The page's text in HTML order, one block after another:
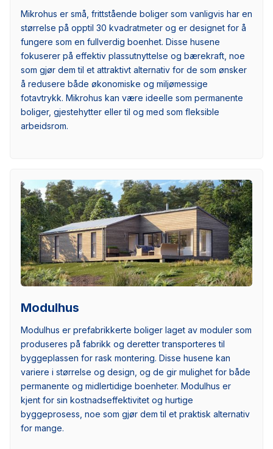
Mikrohus er små, frittstående boliger som vanligvis har en
størrelse på opptil 30 kvadratmeter og er designet for å
fungere som en fullverdig boenhet. Disse husene
fokuserer på effektiv plassutnyttelse og bærekraft, noe
som gjør dem til et attraktivt alternativ for de som ønsker
å redusere både økonomiske og miljømessige
fotavtrykk. Mikrohus kan være ideelle som permanente
boliger, gjestehytter eller til og med som fleksible
arbeidsrom.
Modulhus
Modulhus er prefabrikkerte boliger laget av moduler som
produseres på fabrikk og deretter transporteres til
byggeplassen for rask montering. Disse husene kan
variere i størrelse og design, og de gir mulighet for både
permanente og midlertidige boenheter. Modulhus er
kjent for sin kostnadseffektivitet og hurtige
byggeprosess, noe som gjør dem til et praktisk alternativ
for mange.